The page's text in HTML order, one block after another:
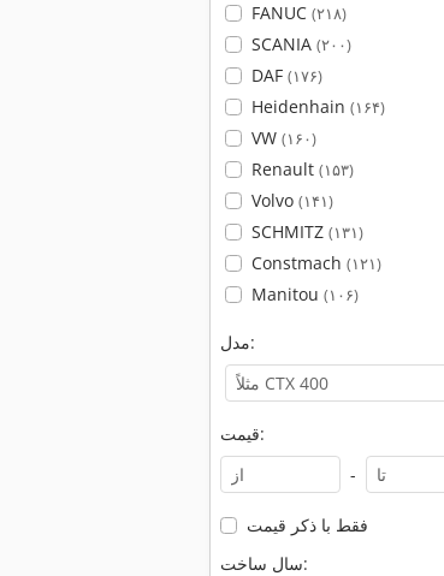
FANUC (۲۱۸)
SCANIA (۲۰۰)
DAF (۱۷۶)
Heidenhain (۱۶۴)
VW (۱۶۰)
Renault (۱۵۳)
Volvo (۱۴۱)
SCHMITZ (۱۳۱)
Constmach (۱۲۱)
Manitou (۱۰۶)
مدل:
قیمت:
-
فقط با ذکر قیمت
سال ساخت: